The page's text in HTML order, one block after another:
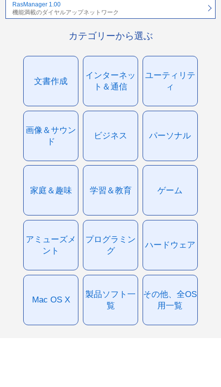
RasManager 1.00
機能満載のダイヤルアップネットワーク
カテゴリーから選ぶ
文書作成
インターネッ
ト＆通信
ユーティリテ
ィ
画像＆サウン
ド
ビジネス パーソナル
家庭＆趣味 学習＆教育 ゲーム
アミューズメ
ント
プログラミン
グ
ハードウェア
Mac OS X
製品ソフト一
覧
その他、全OS
用一覧